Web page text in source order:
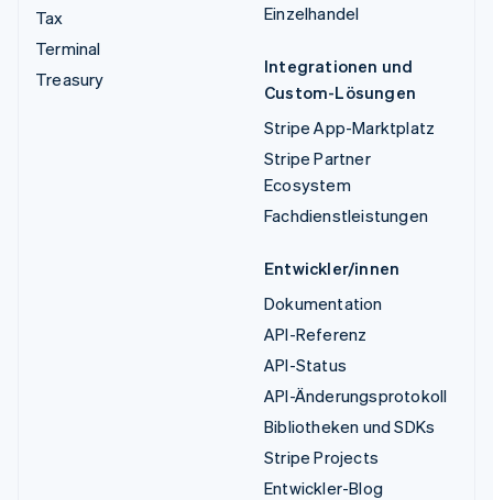
Tax
Terminal
Treasury
Einzelhandel
Integrationen und
Custom-Lösungen
Stripe App-Marktplatz
Stripe Partner
Ecosystem
Fachdienstleistungen
Entwickler/innen
Dokumentation
API-Referenz
API-Status
API-Änderungsprotokoll
Bibliotheken und SDKs
Stripe Projects
Entwickler-Blog